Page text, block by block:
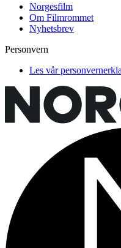
Norgesfilm
Om Filmrommet
Nyhetsbrev
Personvern
Les vår